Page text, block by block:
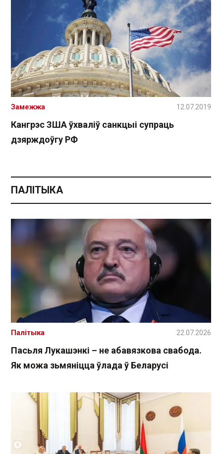
Кангрэс ЗША ўхваліў санкцыі супраць
дзярждоўгу РФ
Замежжа 12.07.2019
ПАЛІТЫКА
Пасьля Лукашэнкі – не абавязкова свабода.
Як можа зьмяніцца ўлада ў Беларусі
Палітыка 22.07.2026